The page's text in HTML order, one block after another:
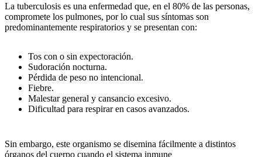
La tuberculosis es una enfermedad que, en el 80% de las personas,
compromete los pulmones, por lo cual sus síntomas son
predominantemente respiratorios y se presentan con:
Tos con o sin expectoración.
Sudoración nocturna.
Pérdida de peso no intencional.
Fiebre.
Malestar general y cansancio excesivo.
Dificultad para respirar en casos avanzados.
Sin embargo, este organismo se disemina fácilmente a distintos
órganos del cuerpo cuando el sistema inmune